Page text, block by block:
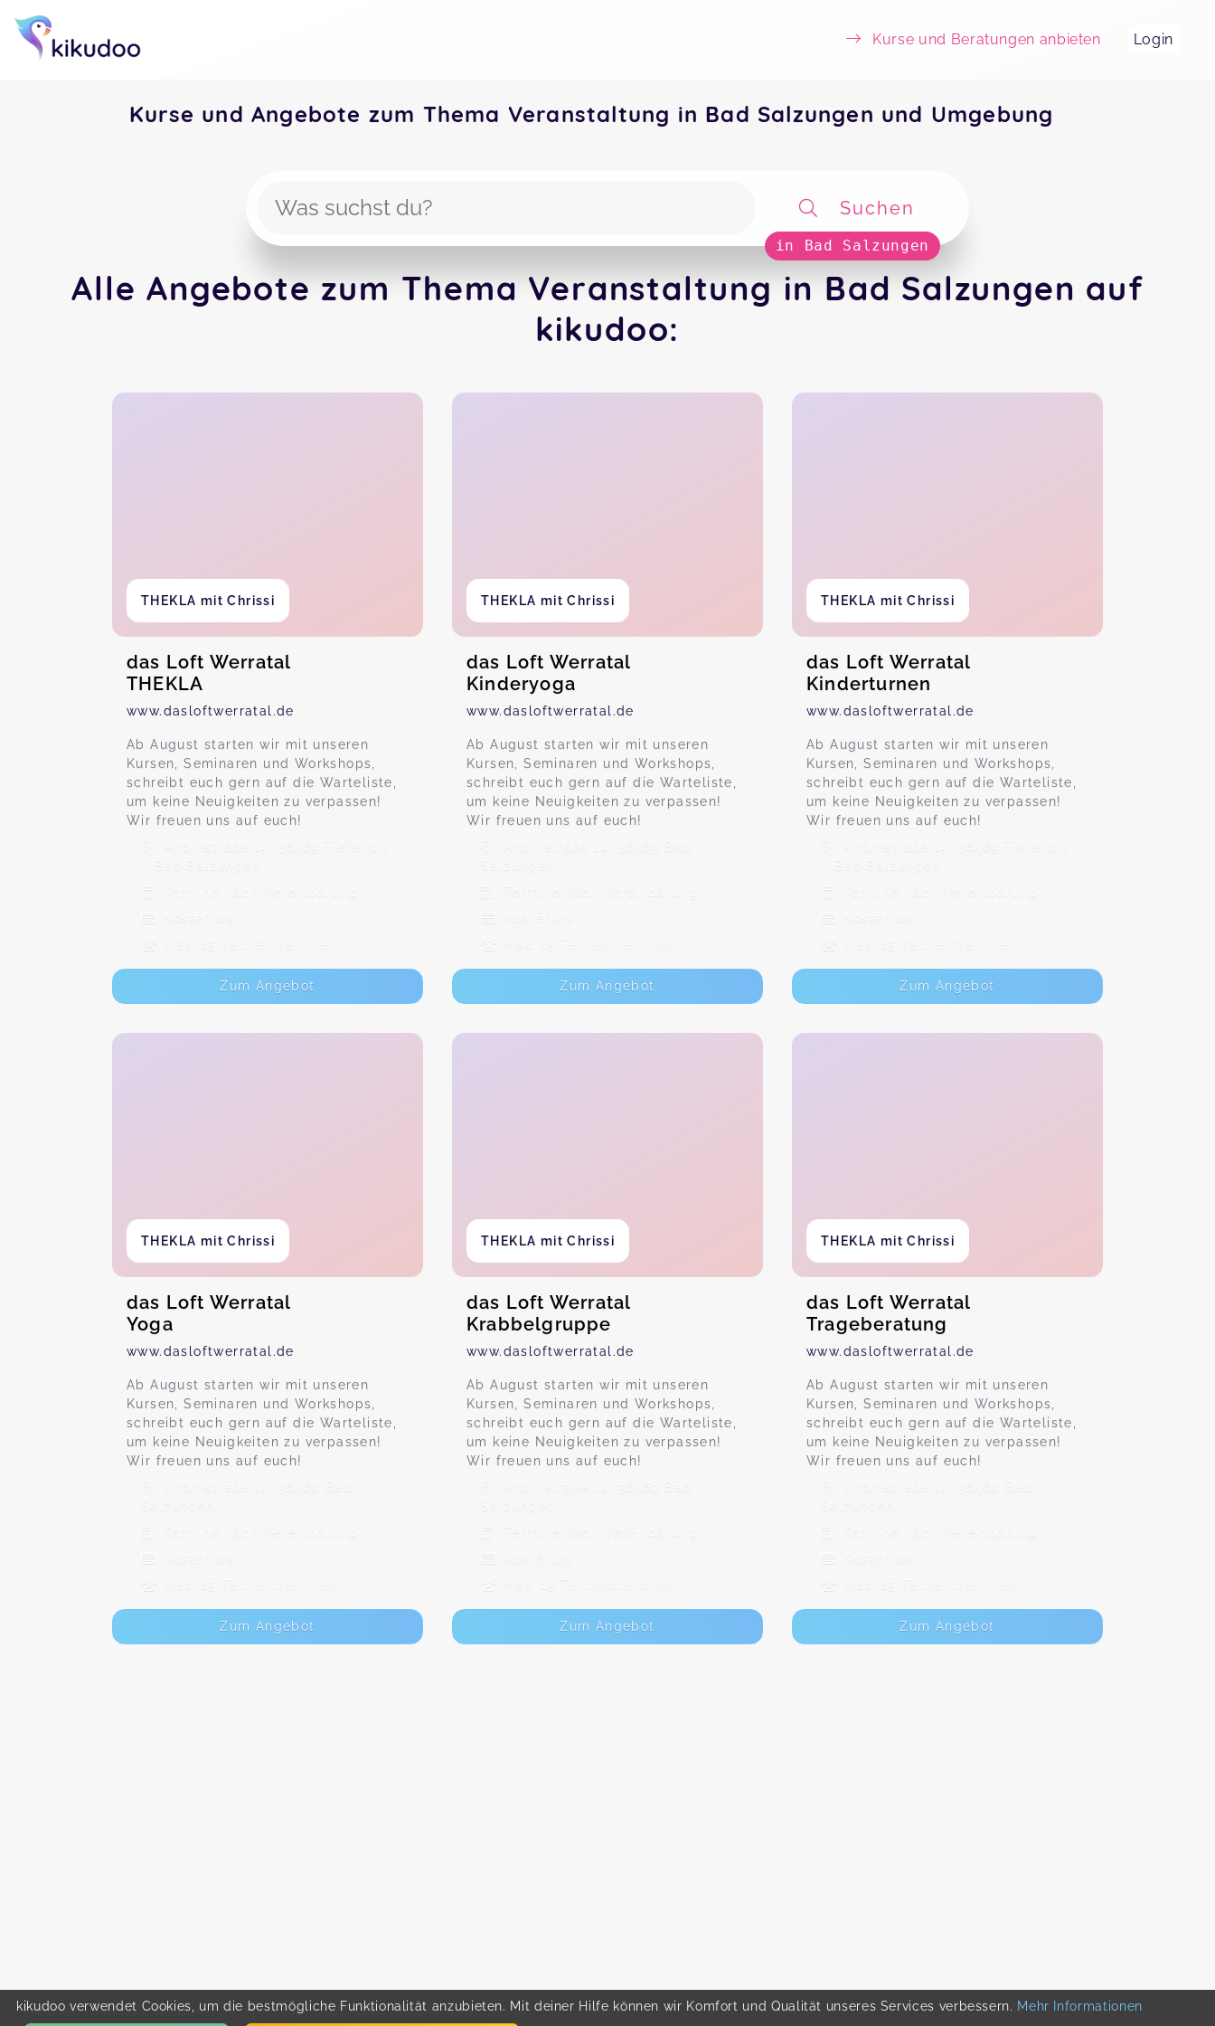
Kurse und Beratungen anbieten Login
Kurse und Angebote zum Thema Veranstaltung in Bad Salzungen und Umgebung
Suchen
in Bad Salzungen
Alle Angebote zum Thema Veranstaltung in Bad Salzungen auf
kikudoo:
THEKLA mit Chrissi
das Loft Werratal
THEKLA
www.dasloftwerratal.de
Ab August starten wir mit unseren
Kursen, Seminaren und Workshops,
schreibt euch gern auf die Warteliste,
um keine Neuigkeiten zu verpassen!
Wir freuen uns auf euch!
Ahornstraße 14, 36469 Tiefenort
/ Bad Salzungen
Termine nach Vereinbarung
Max. 15 TeilnehmerInnen
Zum Angebot
THEKLA mit Chrissi
das Loft Werratal
Kinderyoga
www.dasloftwerratal.de
Ab August starten wir mit unseren
Kursen, Seminaren und Workshops,
schreibt euch gern auf die Warteliste,
um keine Neuigkeiten zu verpassen!
Wir freuen uns auf euch!
Ahornstraße 14, 36469 Bad
Salzungen
Termine nach Vereinbarung
Max. 15 TeilnehmerInnen
Zum Angebot
THEKLA mit Chrissi
das Loft Werratal
Kinderturnen
www.dasloftwerratal.de
Ab August starten wir mit unseren
Kursen, Seminaren und Workshops,
schreibt euch gern auf die Warteliste,
um keine Neuigkeiten zu verpassen!
Wir freuen uns auf euch!
Ahornstraße 14, 36469 Tiefenort
/ Bad Salzungen
Termine nach Vereinbarung
Max. 15 TeilnehmerInnen
Zum Angebot
THEKLA mit Chrissi
das Loft Werratal
Yoga
www.dasloftwerratal.de
Ab August starten wir mit unseren
Kursen, Seminaren und Workshops,
schreibt euch gern auf die Warteliste,
um keine Neuigkeiten zu verpassen!
Wir freuen uns auf euch!
Ahornstraße 14, 36469 Bad
Salzungen
Termine nach Vereinbarung
Max. 15 TeilnehmerInnen
Zum Angebot
THEKLA mit Chrissi
das Loft Werratal
Krabbelgruppe
www.dasloftwerratal.de
Ab August starten wir mit unseren
Kursen, Seminaren und Workshops,
schreibt euch gern auf die Warteliste,
um keine Neuigkeiten zu verpassen!
Wir freuen uns auf euch!
Ahornstraße 14, 36469 Bad
Salzungen
Termine nach Vereinbarung
Max. 15 TeilnehmerInnen
Zum Angebot
THEKLA mit Chrissi
das Loft Werratal
Trageberatung
www.dasloftwerratal.de
Ab August starten wir mit unseren
Kursen, Seminaren und Workshops,
schreibt euch gern auf die Warteliste,
um keine Neuigkeiten zu verpassen!
Wir freuen uns auf euch!
Ahornstraße 14, 36469 Bad
Salzungen
Termine nach Vereinbarung
Max. 15 TeilnehmerInnen
Zum Angebot
kikudoo verwendet Cookies, um die bestmögliche Funktionalität anzubieten. Mit deiner Hilfe können wir Komfort und Qualität unseres Services verbessern. Mehr Informationen